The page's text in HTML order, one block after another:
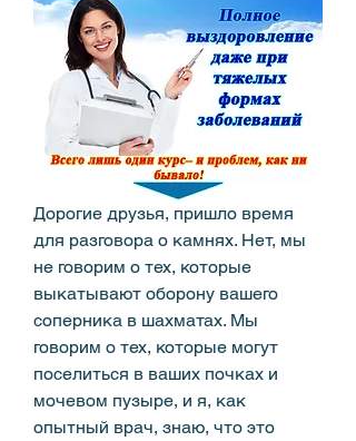
Дорогие друзья, пришло время
для разговора о камнях. Нет, мы
не говорим о тех, которые
выкатывают оборону вашего
соперника в шахматах. Мы
говорим о тех, которые могут
поселиться в ваших почках и
мочевом пузыре, и я, как
опытный врач, знаю, что это